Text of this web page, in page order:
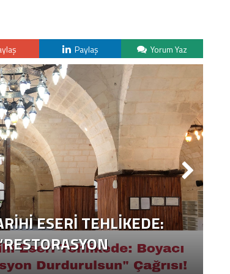
Paylaş Yorum Yaz
ESERI TEHLIKEDE: